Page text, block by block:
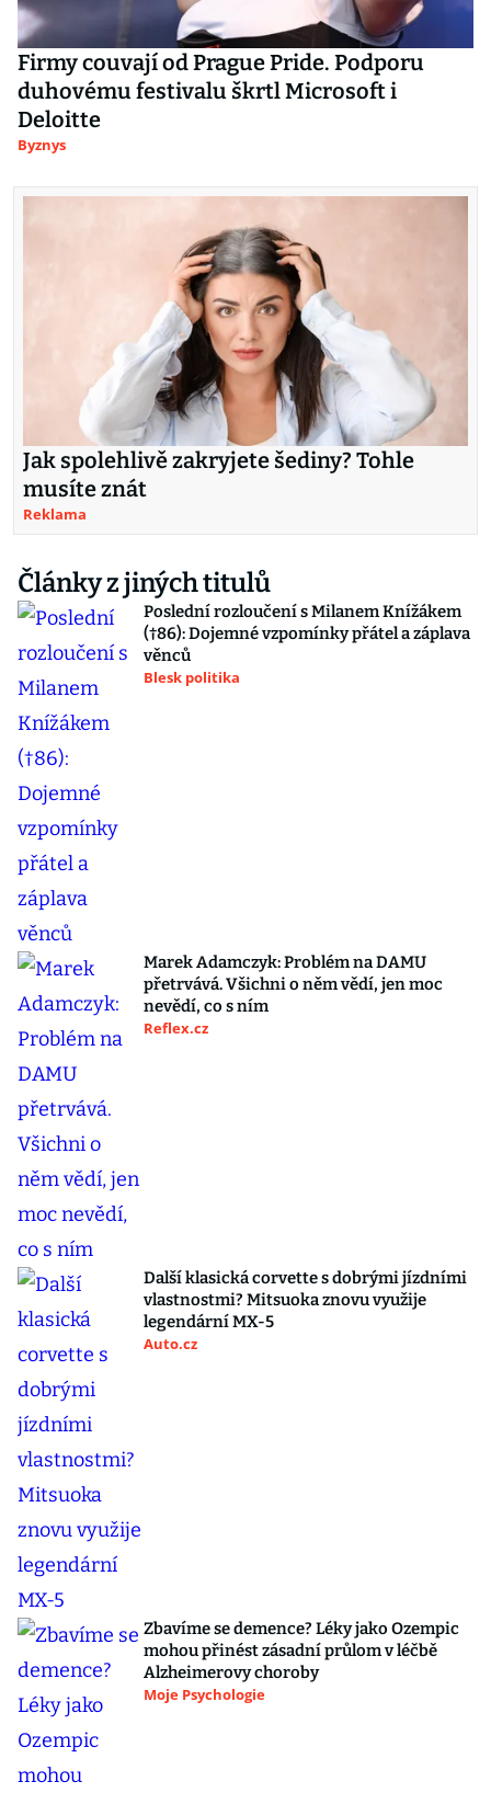
Firmy couvají od Prague Pride. Podporu
duhovému festivalu škrtl Microsoft i
Deloitte
Byznys
Jak spolehlivě zakryjete šediny? Tohle
musíte znát
Reklama
Články z jiných titulů
Poslední rozloučení s Milanem Knížákem
(†86): Dojemné vzpomínky přátel a záplava
věnců
Blesk politika
Marek Adamczyk: Problém na DAMU
přetrvává. Všichni o něm vědí, jen moc
nevědí, co s ním
Reflex.cz
Další klasická corvette s dobrými jízdními
vlastnostmi? Mitsuoka znovu využije
legendární MX-5
Auto.cz
Zbavíme se demence? Léky jako Ozempic
mohou přinést zásadní průlom v léčbě
Alzheimerovy choroby
Moje Psychologie